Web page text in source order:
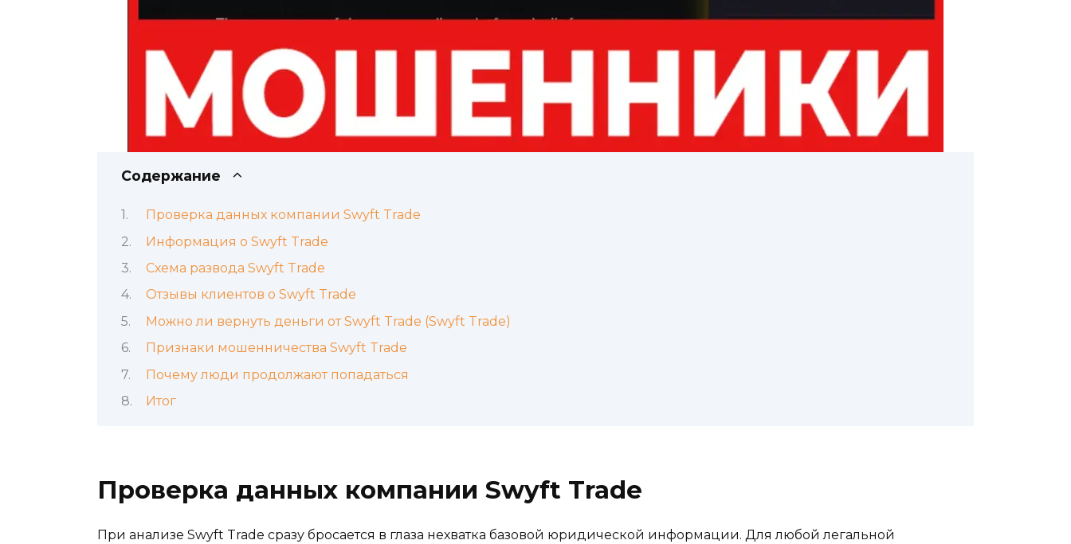
Содержание
Проверка данных компании Swyft Trade
Информация о Swyft Trade
Схема развода Swyft Trade
Отзывы клиентов о Swyft Trade
Можно ли вернуть деньги от Swyft Trade (Swyft Trade)
Признаки мошенничества Swyft Trade
Почему люди продолжают попадаться
Итог
Проверка данных компании Swyft Trade
При анализе Swyft Trade сразу бросается в глаза нехватка базовой юридической информации. Для любой легальной